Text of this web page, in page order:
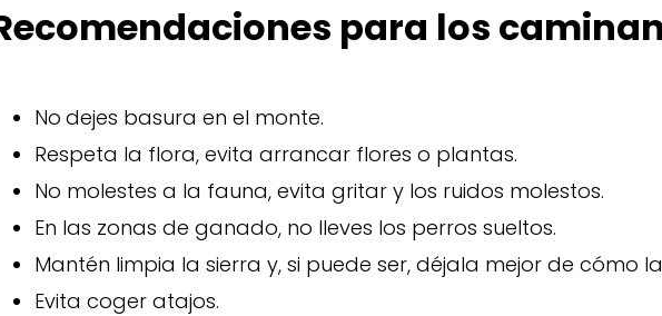
para los
No dejes basura en el monte.
Respeta la flora, evita arrancar flores o plantas.
No molestes a la fauna, evita gritar y los ruidos molestos.
En las zonas de ganado, no lleves los perros sueltos.
Mantén limpia la sierra y, si puede ser, déjala mejor de cómo
Evita coger atajos.